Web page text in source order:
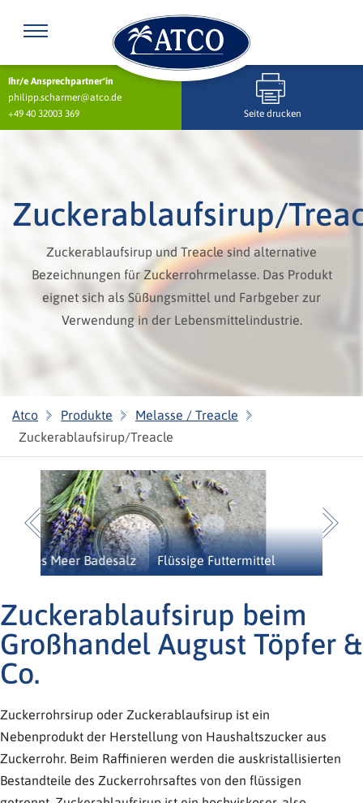
Ihr/e Ansprechpartner*in
philipp.scharmer@atco.de
+49 40 32003 369
Seite drucken
Zuckerablaufsirup/
Zuckerablaufsirup und Treacle sind alternative
Bezeichnungen für Zuckerrohrmelasse. Das Produkt
eignet sich als Süßungsmittel und Farbgeber zur
Verwendung in der Lebensmittelindustrie.
Atco Produkte
Melasse / Treacle
Zuckerablaufsirup/Treacle
Flüssige Futtermittel
Previous
Zuckerablaufsirup beim
Großhandel August Töpfer &
Co.
Zuckerrohrsirup oder Zuckerablaufsirup ist ein
Nebenprodukt der Herstellung von Haushaltszucker aus
Zuckerrohr. Beim Raffinieren werden die auskristallisierten
Bestandteile des Zuckerrohrsaftes von den flüssigen